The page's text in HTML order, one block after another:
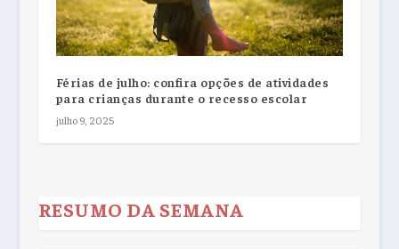
Férias de julho: confira opções de atividades
para crianças durante o recesso escolar
julho 9, 2025
RESUMO DA SEMANA